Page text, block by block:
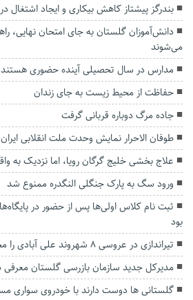
بندرگز پیشتاز کاهش بیکاری و ایجاد
دانش‌آموزان گلستان به جای امتحان
می‌شوند
مدارس در سال تحصیلی آینده حضوری هستند
حفاظت از محیط زیست به جای زندان
جاده مرگ دوباره قربانی گرفت
طوفان الاحرار نمایش وحدت ملت انقلابی
علاج بخشی خلیج گرگان رویا، اما نزدیک به
ورود سگ به پارک جنگلی النگدره ممنوع شد
ثبت نام کلاس اولی‌ها پس از حضور در
بود
تیراندازی در عروسی ۸ شهروند علی آبادی را مجروح کرد
مدیرکل جدید سازمان بازرسی گلستان
گلستانی ها دوست دارند با خودروی سواری